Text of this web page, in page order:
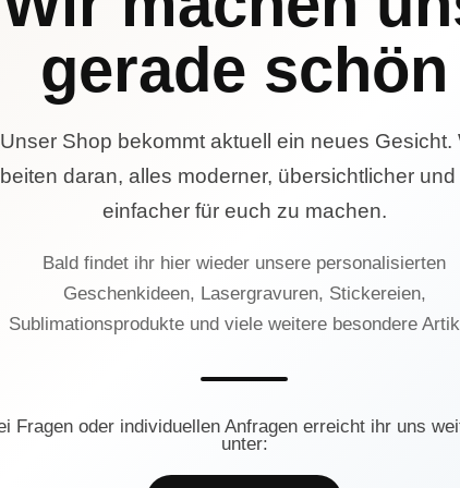
gerade schön
Unser Shop bekommt aktuell ein neues Gesicht.
daran, alles moderner, übersichtlicher
einfacher für euch zu machen.
Bald findet ihr hier wieder unsere personalisierten
Geschenkideen, Lasergravuren, Stickereien,
Sublimationsprodukte und viele weitere besondere
Fragen oder individuellen Anfragen erreicht ihr uns
unter: